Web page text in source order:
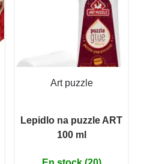
Art puzzle
Lepidlo na puzzle ART
100 ml